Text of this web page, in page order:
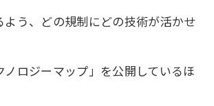
よう、どの規制にどの技術が活かせ
ノロジーマップ」を公開しているほ